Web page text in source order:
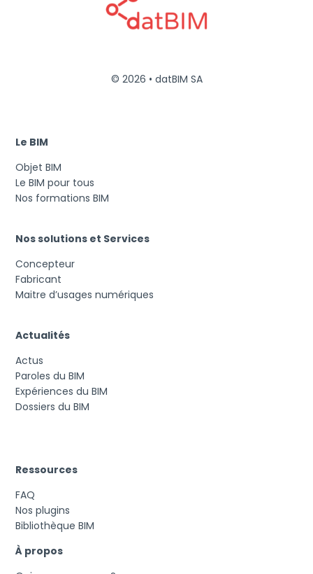
© 2026 • datBIM SA
Le BIM
Objet BIM
Le BIM pour tous
Nos formations BIM
Nos solutions et Services
Concepteur
Fabricant
Maitre d’usages numériques
Actualités
Actus
Paroles du BIM
Expériences du BIM
Dossiers du BIM
Ressources
FAQ
Nos plugins
Bibliothèque BIM
À propos